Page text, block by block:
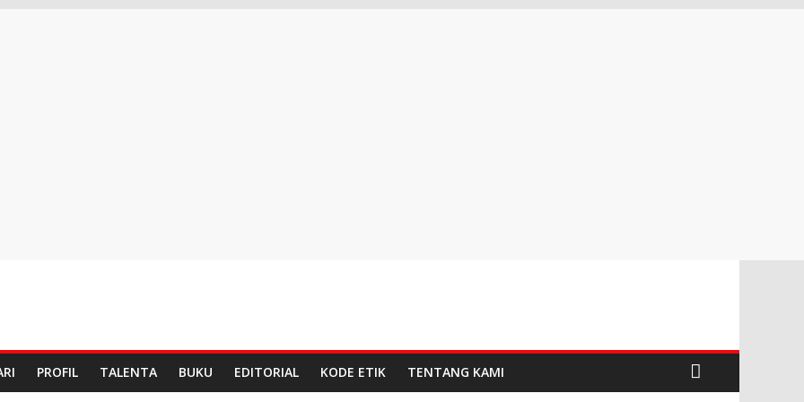
PROFIL TALENTA BUKU EDITORIAL KODE ETIK TENTANG KAMI